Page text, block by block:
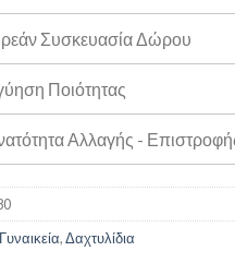
Συσκευασία Δώρου
Ποιότητας
Αλλαγής -
Γυναικεία,Δαχτυλίδια